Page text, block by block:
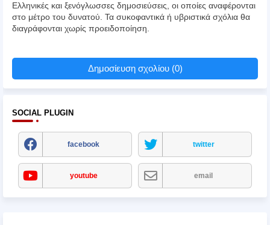
Ελληνικές και ξενόγλωσσες δημοσιεύσεις, οι οποίες αναφέρονται
στο μέτρο του δυνατού. Τα συκοφαντικά ή υβριστικά σχόλια θα
διαγράφονται χωρίς προειδοποίηση.
Δημοσίευση σχολίου (0)
SOCIAL PLUGIN
facebook twitter
youtube email